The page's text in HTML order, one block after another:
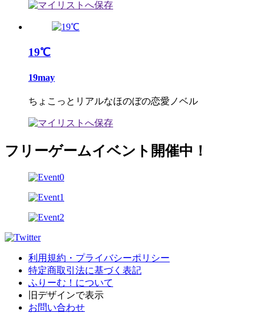
19℃
19may
ちょこっとリアルなほのぼの恋愛ノベル
フリーゲームイベント開催中！
利用規約・プライバシーポリシー
特定商取引法に基づく表記
ふりーむ！について
旧デザインで表示
お問い合わせ